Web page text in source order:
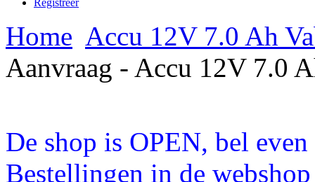
Registreer
Home Accu 12V 7.0 Ah
Aanvraag - Accu 12V 7.0
De shop is OPEN, bel
Bestellingen in de